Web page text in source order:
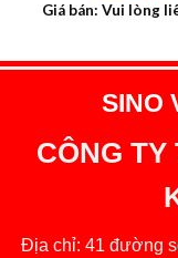
Giá bán: Vui lòng
SINO
CÔNG TY
Địa chỉ: 41 đường